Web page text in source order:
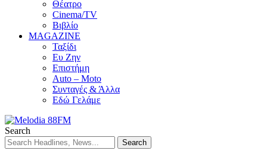
Θέατρο
Cinema/TV
Βιβλίο
MAGAZINE
Ταξίδι
Ευ Ζην
Επιστήμη
Auto – Moto
Συνταγές & Άλλα
Εδώ Γελάμε
Search